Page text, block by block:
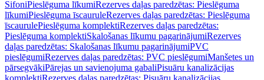
SifoniPieslēguma līkumiRezerves daļas paredzētas: Pieslēguma
līkumiPieslēguma īscauruleRezerves daļas paredzētas: Pieslēguma
īscaurulePieslēguma komplektiRezerves daļas paredzētas:
Pieslēguma komplektiSkalošanas līkumu pagarinājumiRezerves
daļas paredzētas: Skalošanas līkumu pagarinājumiPVC
pieslēgumiRezerves daļas paredzētas: PVC pieslēgumiManšetes un
pārsegvākiPārejas un savienojuma gabaliPisuāru kanalizācijas
komplektiRezerves daļas paredzētas: Pisuāru kanalizācijas